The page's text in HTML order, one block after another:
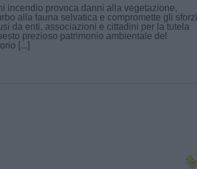
incendio provoca danni alla vegetazione,
alla fauna selvatica e compromette gli sforzi
da enti, associazioni e cittadini per la tutela
prezioso patrimonio ambientale del
[...]